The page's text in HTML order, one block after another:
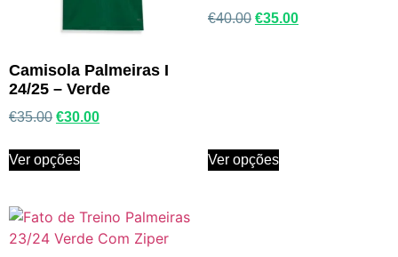
Camisola Palmeiras I
24/25 – Verde
€35.00 €30.00
Ver opções
€40.00 €35.00
Ver opções